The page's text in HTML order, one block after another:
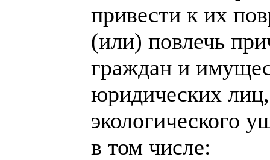
привести к их
(или) повлечь
граждан и
юридических
экологического
в том числе: